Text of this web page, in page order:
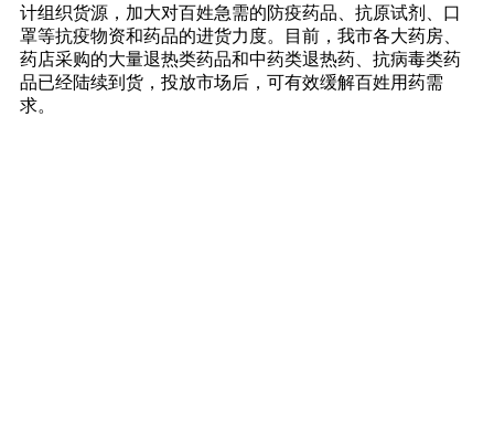
计组织货源，加大对百姓急需的防疫药品、抗原试剂、口
罩等抗疫物资和药品的进货力度。目前，我市各大药房、
药店采购的大量退热类药品和中药类退热药、抗病毒类药
品已经陆续到货，投放市场后，可有效缓解百姓用药需
求。